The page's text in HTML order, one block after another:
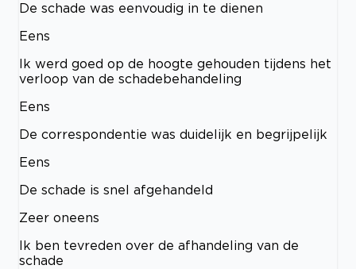
De schade was eenvoudig in te dienen
Eens
Ik werd goed op de hoogte gehouden tijdens het
verloop van de schadebehandeling
Eens
De correspondentie was duidelijk en begrijpelijk
Eens
De schade is snel afgehandeld
Zeer oneens
Ik ben tevreden over de afhandeling van de
schade